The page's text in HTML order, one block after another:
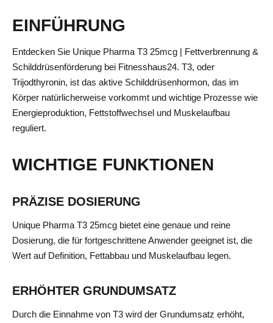
EINFÜHRUNG
Entdecken Sie Unique Pharma T3 25mcg | Fettverbrennung &
Schilddrüsenförderung bei Fitnesshaus24. T3, oder
Trijodthyronin, ist das aktive Schilddrüsenhormon, das im
Körper natürlicherweise vorkommt und wichtige Prozesse wie
Energieproduktion, Fettstoffwechsel und Muskelaufbau
reguliert.
WICHTIGE FUNKTIONEN
PRÄZISE DOSIERUNG
Unique Pharma T3 25mcg bietet eine genaue und reine
Dosierung, die für fortgeschrittene Anwender geeignet ist, die
Wert auf Definition, Fettabbau und Muskelaufbau legen.
ERHÖHTER GRUNDUMSATZ
Durch die Einnahme von T3 wird der Grundumsatz erhöht,